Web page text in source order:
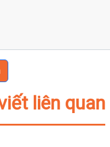
liên quan